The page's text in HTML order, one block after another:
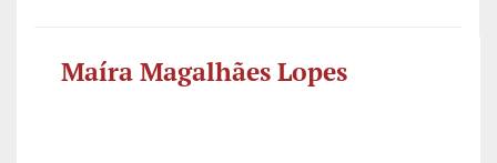
Maíra Magalhães Lopes